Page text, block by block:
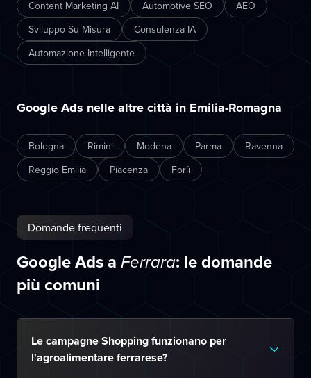
Content Marketing AI Automotive SEO
AEO
Sviluppo Su Misura
Consulenza IA
Automazione Intelligente
Google Ads nelle altre città in Emilia-Romagna
Bologna Rimini Modena Parma
Ravenna
Reggio Emilia
Piacenza Forlì
Domande frequenti
Google Ads a Ferrara: le domande
più comuni
Le campagne Shopping funzionano per
l'agroalimentare ferrarese?